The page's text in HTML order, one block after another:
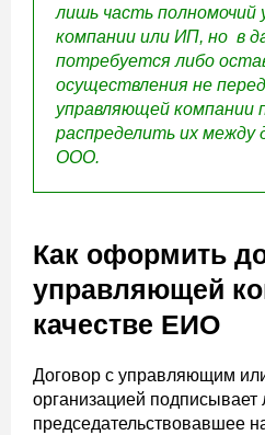
лишь часть полномочий
компании или ИП, но в
потребуется либо
осуществления не
управляющей компании
распределить их между
ООО.
Как оформить
управляющей
качестве ЕИО
Договор с управляющим
организацией подписывает
председательствовавшее